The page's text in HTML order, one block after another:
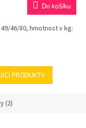
Do košíku
46/80, hmotnost v kg:
PRODUKTY
(2)